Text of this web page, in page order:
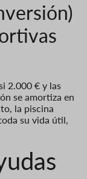
2.000 € y las
se amortiza en
la piscina
su vida útil,